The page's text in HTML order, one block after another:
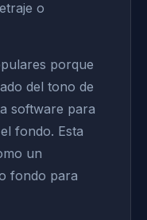
o
porque
del tono de
software para
fondo. Esta
un
fondo para